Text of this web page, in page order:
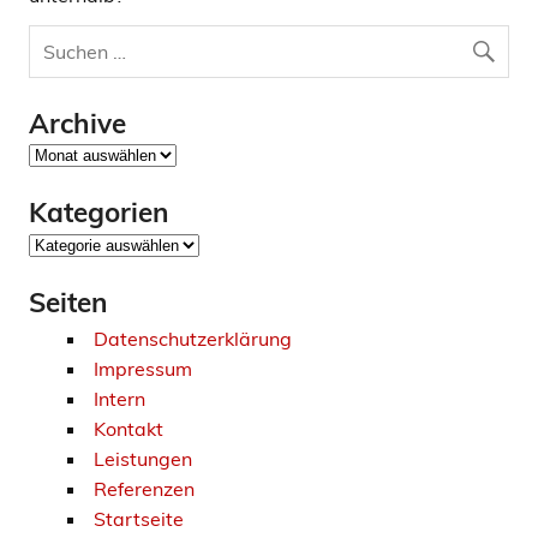
Archive
Archive
Kategorien
Kategorien
Seiten
Datenschutzerklärung
Impressum
Intern
Kontakt
Leistungen
Referenzen
Startseite